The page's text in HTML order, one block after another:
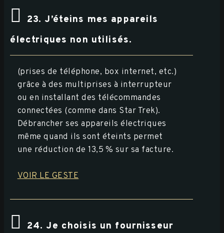
23. J’éteins mes appareils
électriques non utilisés.
(prises de téléphone, box internet, etc.)
grâce à des multiprises à interrupteur
ou en installant des télécommandes
connectées (comme dans Star Trek).
Débrancher ses appareils électriques
même quand ils sont éteints permet
une réduction de 13,5 % sur sa facture.
VOIR LE GESTE
24. Je choisis un fournisseur